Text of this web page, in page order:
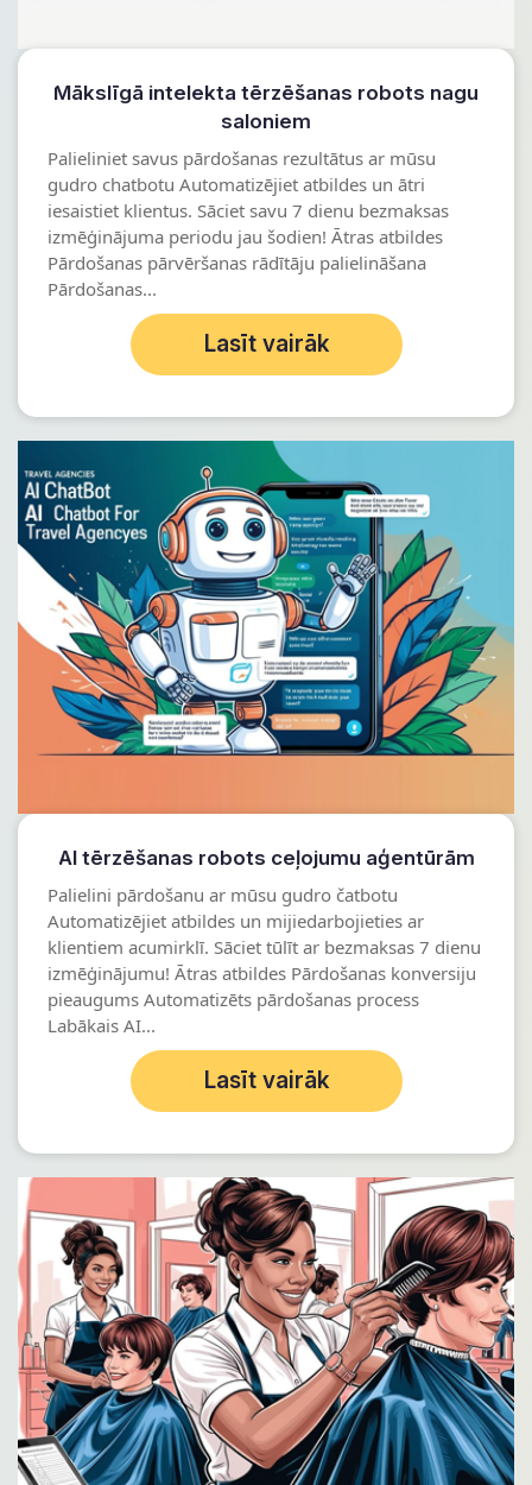
Mākslīgā intelekta tērzēšanas robots nagu
saloniem
Palieliniet savus pārdošanas rezultātus ar mūsu
gudro chatbotu Automatizējiet atbildes un ātri
iesaistiet klientus. Sāciet savu 7 dienu bezmaksas
izmēģinājuma periodu jau šodien! Ātras atbildes
Pārdošanas pārvēršanas rādītāju palielināšana
Pārdošanas...
Lasīt vairāk
AI tērzēšanas robots ceļojumu aģentūrām
Palielini pārdošanu ar mūsu gudro čatbotu
Automatizējiet atbildes un mijiedarbojieties ar
klientiem acumirklī. Sāciet tūlīt ar bezmaksas 7 dienu
izmēģinājumu! Ātras atbildes Pārdošanas konversiju
pieaugums Automatizēts pārdošanas process
Labākais AI...
Lasīt vairāk